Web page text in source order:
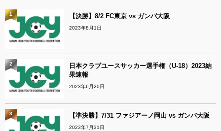
【決勝】8/2 FC東京 vs ガンバ大阪
2023年8月1日
1
日本クラブユースサッカー選手権（U-18）2023結
果速報
2023年6月20日
2
【準決勝】7/31 ファジアーノ岡山 vs ガンバ大阪
2023年7月31日
3